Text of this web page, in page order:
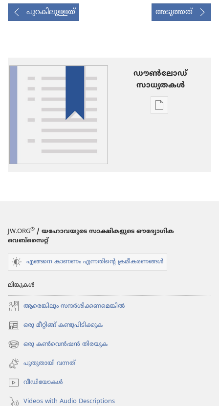
പുറകിലുള്ളത് അടുത്തത്
ഡൗണ്‍ലോഡ്
സാധ്യതകള്‍
JW.ORG® / യഹോവയുടെ സാക്ഷികളുടെ ഔദ്യോഗിക
വെബ്സൈറ്റ്
എങ്ങനെ കാണണം എന്നതിന്റെ ക്രമീകരണങ്ങൾ
ലിങ്കുകൾ
ആരെങ്കി​ലും സന്ദർശി​ക്ക​ണ​മെ​ങ്കിൽ
ഒരു മീറ്റിങ്ങ് കണ്ടുപിടിക്കുക
(പുതിയ
പേജ്
തുറക്കുക)
ഒരു കൺവെൻഷൻ തിരയുക
(പുതിയ
പേജ്
തുറക്കുക)
പുതുതായി വന്നത്‌
വീഡി​യോ​കൾ
Videos with Audio Descriptions